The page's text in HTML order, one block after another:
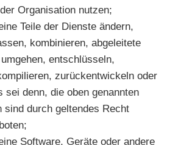
Organisation nutzen;
Teile der Dienste ändern,
kombinieren, abgeleitete
entschlüsseln,
zurückentwickeln oder
sei denn, die oben genannten
sind durch geltendes Recht
Software, Geräte oder andere